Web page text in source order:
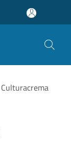
Culturacrema